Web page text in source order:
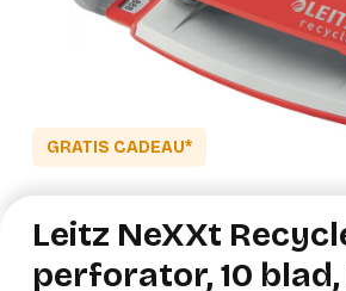
GRATIS CADEAU*
Leitz NeXXt
perforator, 10